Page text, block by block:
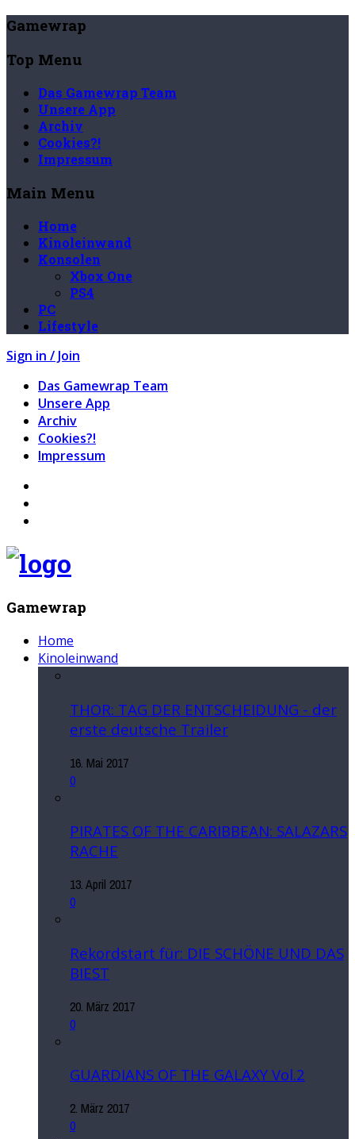
Gamewrap
Top Menu
Das Gamewrap Team
Unsere App
Archiv
Cookies?!
Impressum
Main Menu
Home
Kinoleinwand
Konsolen
Xbox One
PS4
PC
Lifestyle
Sign in / Join
Das Gamewrap Team
Unsere App
Archiv
Cookies?!
Impressum
Gamewrap
Home
Kinoleinwand
THOR: TAG DER ENTSCHEIDUNG - der
erste deutsche Trailer
16. Mai 2017
0
PIRATES OF THE CARIBBEAN: SALAZARS
RACHE
13. April 2017
0
Rekordstart für: DIE SCHÖNE UND DAS
BIEST
20. März 2017
0
GUARDIANS OF THE GALAXY Vol.2
2. März 2017
0